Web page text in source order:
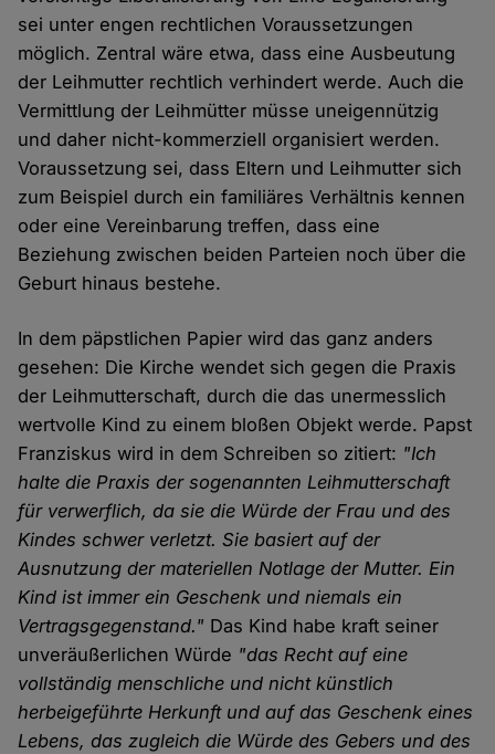
sei unter engen rechtlichen Voraussetzungen
möglich. Zentral wäre etwa, dass eine Ausbeutung
der Leihmutter rechtlich verhindert werde. Auch die
Vermittlung der Leihmütter müsse uneigennützig
und daher nicht-kommerziell organisiert werden.
Voraussetzung sei, dass Eltern und Leihmutter sich
zum Beispiel durch ein familiäres Verhältnis kennen
oder eine Vereinbarung treffen, dass eine
Beziehung zwischen beiden Parteien noch über die
Geburt hinaus bestehe.
In dem päpstlichen Papier wird das ganz anders
gesehen: Die Kirche wendet sich gegen die Praxis
der Leihmutterschaft, durch die das unermesslich
wertvolle Kind zu einem bloßen Objekt werde. Papst
Franziskus wird in dem Schreiben so zitiert: "Ich
halte die Praxis der sogenannten Leihmutterschaft
für verwerflich, da sie die Würde der Frau und des
Kindes schwer verletzt. Sie basiert auf der
Ausnutzung der materiellen Notlage der Mutter. Ein
Kind ist immer ein Geschenk und niemals ein
Vertragsgegenstand." Das Kind habe kraft seiner
unveräußerlichen Würde "das Recht auf eine
vollständig menschliche und nicht künstlich
herbeigeführte Herkunft und auf das Geschenk eines
Lebens, das zugleich die Würde des Gebers und des